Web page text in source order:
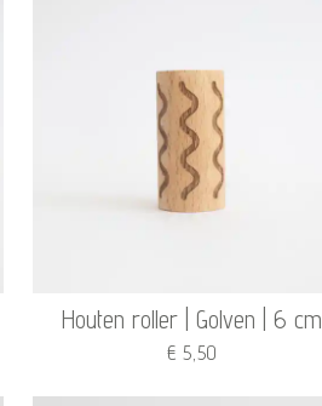
Houten roller | Golven | 6 cm
€ 5,50